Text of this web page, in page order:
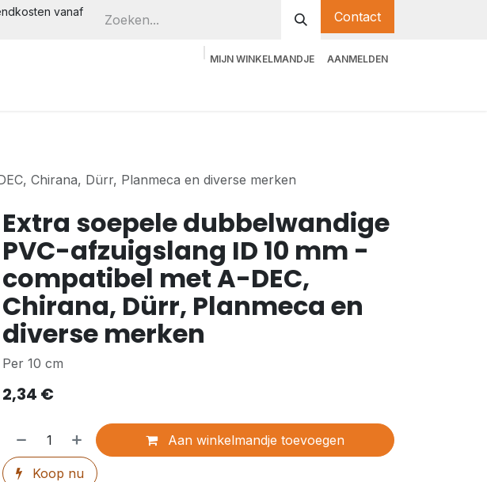
vanaf
Contact
MIJN WINKELMANDJE AANMELDEN
Chirana, Dürr, Planmeca en diverse merken
Extra soepele dubbelwandige
PVC-afzuigslang ID 10 mm -
compatibel met A-DEC,
Chirana, Dürr, Planmeca en
diverse merken
Per 10 cm
2,34 €
Aan winkelmandje toevoegen
Koop nu